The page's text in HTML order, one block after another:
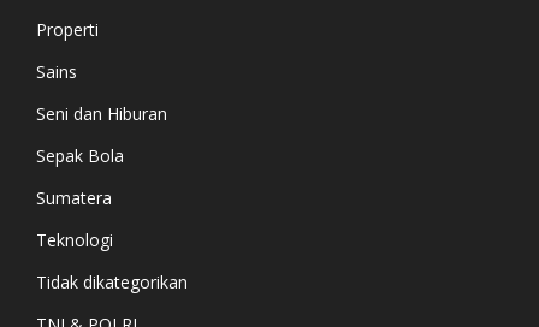
Properti
Sains
Seni dan Hiburan
Sepak Bola
Sumatera
Teknologi
Tidak dikategorikan